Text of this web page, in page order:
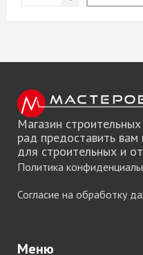
Магазин
рад предоставить
для строительных и
Политика
Согласие на обработку
Меню